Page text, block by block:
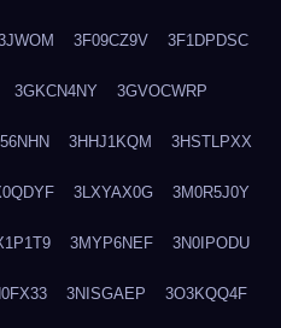
3F09CZ9V 3F1DPDSC
3GKCN4NY 3GVOCWRP
3HHJ1KQM 3HSTLPXX
3LXYAX0G 3M0R5J0Y
3MYP6NEF 3N0IPODU
3NISGAEP 3O3KQQ4F